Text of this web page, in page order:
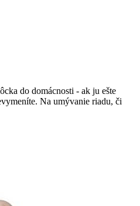
do domácnosti - ak ju ešte
Na umývanie riadu, či